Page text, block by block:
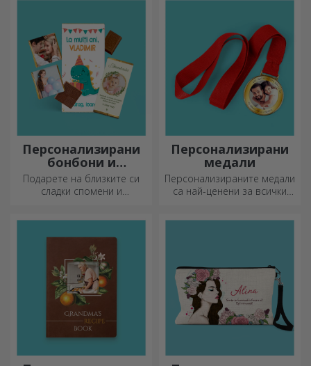
сезон.
Персонализирани
бонбони и
сладкиши
Подарете на близките си
сладки спомени и
подарете сладък
персонализиран подарък!
Персонализирани
медали
Персонализираните медали
са най-ценени за всички